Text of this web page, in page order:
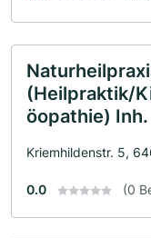
(Heilpraktik/
öopathie)
Kriemhildenstr. 5,
0.0 (0